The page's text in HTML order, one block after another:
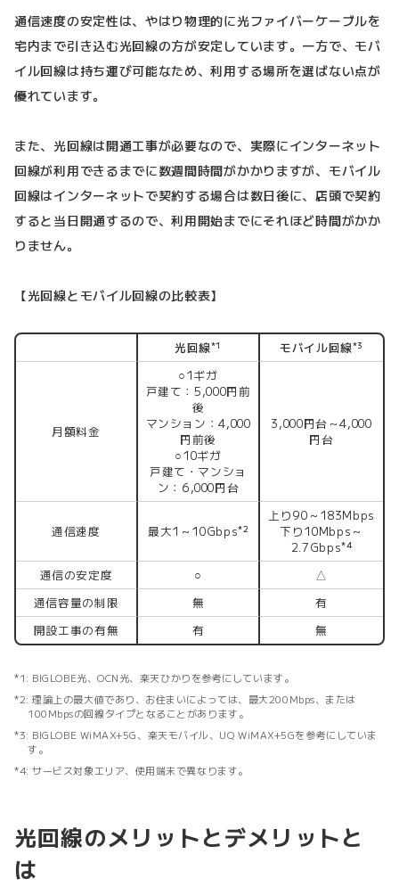
通信速度の安定性は、やはり物理的に光ファイバーケーブルを
宅内まで引き込む光回線の方が安定しています。一方で、モバ
イル回線は持ち運び可能なため、利用する場所を選ばない点が
優れています。
また、光回線は開通工事が必要なので、実際にインターネット
回線が利用できるまでに数週間時間がかかりますが、モバイル
回線はインターネットで契約する場合は数日後に、店頭で契約
すると当日開通するので、利用開始までにそれほど時間がかか
りません。
【光回線とモバイル回線の比較表】
光回線*1 モバイル回線*3
月額料金
○1ギガ
戸建て：5,000円前
後
マンション：4,000
円前後
○10ギガ
戸建て・マンショ
ン：6,000円台
3,000円台～4,000
円台
通信速度 最大1～10Gbps*2
上り90～183Mbps
下り10Mbps～
2.7Gbps*4
通信の安定度 ○
△
通信容量の制限
無
有
開設工事の有無
有 無
BIGLOBE光、OCN光、楽天ひかりを参考にしています。
理論上の最大値であり、お住まいによっては、最大200Mbps、または
100Mbpsの回線タイプとなることがあります。
BIGLOBE WiMAX+5G、楽天モバイル、UQ WiMAX+5Gを参考にしていま
す。
サービス対象エリア、使用端末で異なります。
光回線のメリットとデメリットと
は